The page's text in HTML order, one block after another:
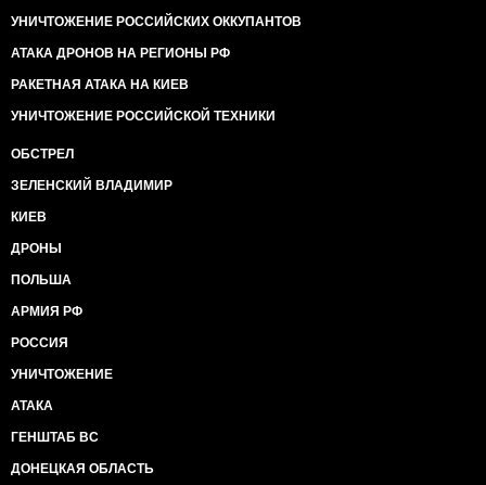
УНИЧТОЖЕНИЕ РОССИЙСКИХ ОККУПАНТОВ
АТАКА ДРОНОВ НА РЕГИОНЫ РФ
РАКЕТНАЯ АТАКА НА КИЕВ
УНИЧТОЖЕНИЕ РОССИЙСКОЙ ТЕХНИКИ
ОБСТРЕЛ
ЗЕЛЕНСКИЙ ВЛАДИМИР
КИЕВ
ДРОНЫ
ПОЛЬША
АРМИЯ РФ
РОССИЯ
УНИЧТОЖЕНИЕ
АТАКА
ГЕНШТАБ ВС
ДОНЕЦКАЯ ОБЛАСТЬ